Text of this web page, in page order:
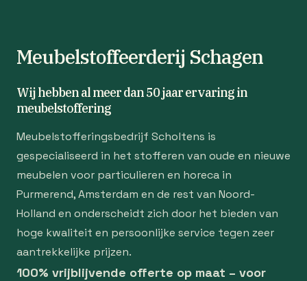
Meubelstoffeerderij Schagen
Wij hebben al meer dan 50 jaar ervaring in
meubelstoffering
Meubelstofferingsbedrijf Scholtens is
gespecialiseerd in het stofferen van oude en nieuwe
meubelen voor particulieren en horeca in
Purmerend, Amsterdam en de rest van Noord-
Holland en onderscheidt zich door het bieden van
hoge kwaliteit en persoonlijke service tegen zeer
aantrekkelijke prijzen.
100% vrijblijvende offerte op maat – voor